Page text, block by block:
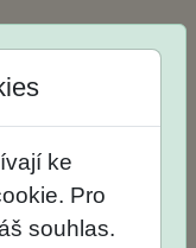
ke
Pro
souhlas.